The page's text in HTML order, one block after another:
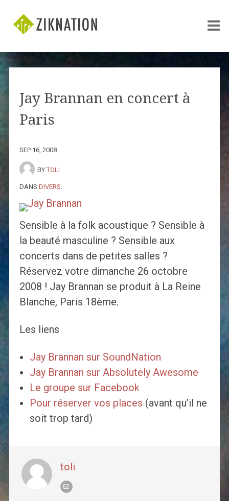
Jay Brannan en concert à
Paris
SEP 16, 2008
BY TOLI
DANS DIVERS
Sensible à la folk acoustique ? Sensible à
la beauté masculine ? Sensible aux
concerts dans de petites salles ?
Réservez votre dimanche 26 octobre
2008 ! Jay Brannan se produit à La Reine
Blanche, Paris 18ème.
Les liens
Jay Brannan sur SoundNation
Jay Brannan sur Absolutely Awesome
Le groupe sur Facebook
Pour réserver vos places (avant qu’il ne
soit trop tard)
toli